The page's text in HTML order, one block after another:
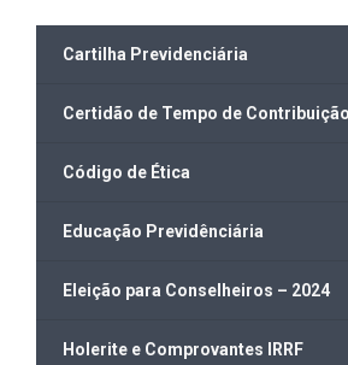
Cartilha Previdenciária
Certidão de Tempo de Contribuição
Código de Ética
Educação Previdênciária
Eleição para Conselheiros – 2024
Holerite e Comprovantes IRRF